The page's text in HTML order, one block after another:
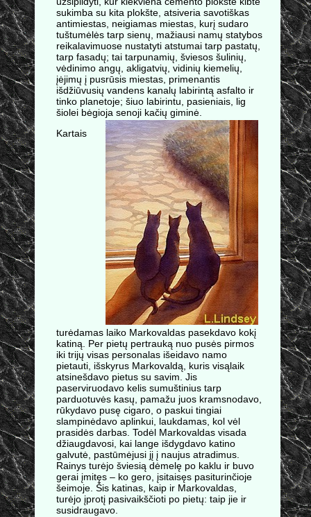
sukimba su kita plokšte, atsiveria savotiškas
antimiestas, neigiamas miestas, kurį sudaro
tuštumėlės tarp sienų, mažiausi namų statybos
reikalavimuose nustatyti atstumai tarp pastatų,
tarp fasadų; tai tarpunamių, šviesos šulinių,
vėdinimo angų, akligatvių, vidinių kiemelių,
įėjimų į pusrūsis miestas, primenantis
išdžiūvusių vandens kanalų labirintą asfalto ir
tinko planetoje; šiuo labirintu, pasieniais, lig
šiolei bėgioja senoji kačių giminė.
Kartais
turėdamas laiko Markovaldas pasekdavo kokį
katiną. Per pietų pertrauką nuo pusės pirmos
iki trijų visas personalas išeidavo namo
pietauti, išskyrus Markovaldą, kuris visąlaik
atsinešdavo pietus su savim. Jis
paserviruodavo kelis sumuštinius tarp
parduotuvės kasų, pamažu juos kramsnodavo,
rūkydavo pusę cigaro, o paskui tingiai
slampinėdavo aplinkui, laukdamas, kol vėl
prasidės darbas. Todėl Markovaldas visada
džiaugdavosi, kai lange išdygdavo katino
galvutė, pastūmėjusi jį į naujus atradimus.
Rainys turėjo šviesią dėmelę po kaklu ir buvo
gerai įmitęs – ko gero, įsitaisęs pasiturinčioje
šeimoje. Šis katinas, kaip ir Markovaldas,
turėjo įprotį pasivaikščioti po pietų: taip jie ir
susidraugavo.